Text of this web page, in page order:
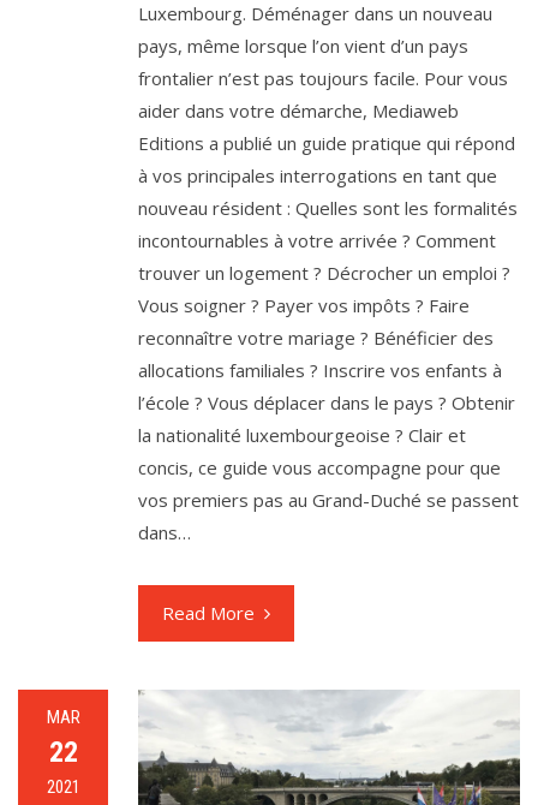
Luxembourg. Déménager dans un nouveau
pays, même lorsque l’on vient d’un pays
frontalier n’est pas toujours facile. Pour vous
aider dans votre démarche, Mediaweb
Editions a publié un guide pratique qui répond
à vos principales interrogations en tant que
nouveau résident : Quelles sont les formalités
incontournables à votre arrivée ? Comment
trouver un logement ? Décrocher un emploi ?
Vous soigner ? Payer vos impôts ? Faire
reconnaître votre mariage ? Bénéficier des
allocations familiales ? Inscrire vos enfants à
l’école ? Vous déplacer dans le pays ? Obtenir
la nationalité luxembourgeoise ? Clair et
concis, ce guide vous accompagne pour que
vos premiers pas au Grand-Duché se passent
dans…
Read More
MAR
22
2021